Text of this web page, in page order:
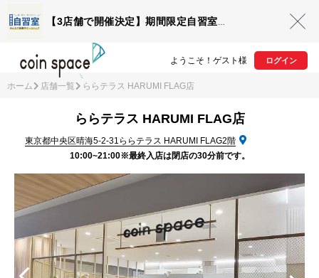
ようこそ！ゲスト様 ログイン
ホーム 店舗一覧 ららテラス HARUMI FLAG店
ららテラス HARUMI FLAG店
東京都中央区晴海5‐2‐31ららテラス HARUMI FLAG2階
10:00~21:00※最終入店は閉店の30分前です。